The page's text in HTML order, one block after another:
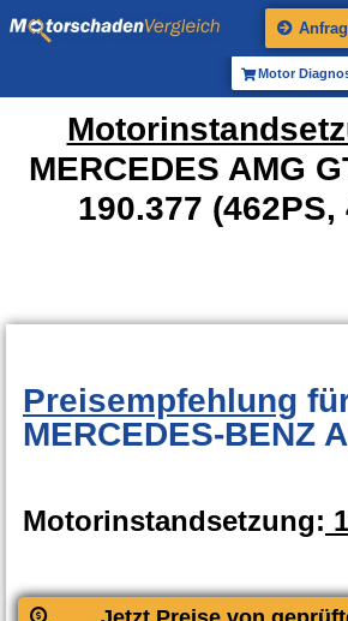
Motor
MERCEDES AMG
190.377 (462PS,
Preisempfehlung
MERCEDES-BENZ
Motorinstandsetzung: